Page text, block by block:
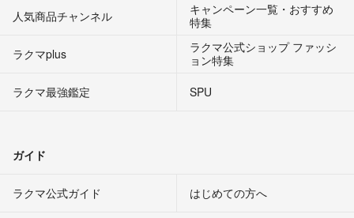
人気商品チャンネル
キャンペーン一覧・おすすめ
特集
ラクマplus
ラクマ公式ショップ ファッシ
ョン特集
ラクマ最強鑑定
SPU
ガイド
ラクマ公式ガイド はじめての方へ